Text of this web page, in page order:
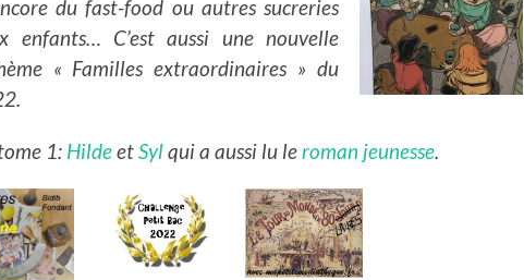
du fast-food ou autres sucreries
enfants… C’est aussi une nouvelle
« Familles extraordinaires » du
1: HildeetSylqui a aussi lu leroman jeunesse.